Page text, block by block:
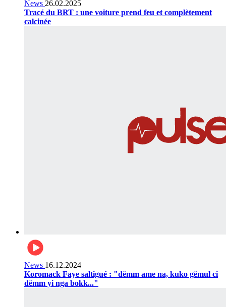
News 26.02.2025
Tracé du BRT : une voiture prend feu et complètement
calcinée
News 16.12.2024
Koromack Faye saltigué : "dëmm ame na, kuko gëmul ci
dëmm yi nga bokk..."